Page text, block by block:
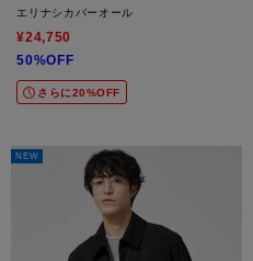
エリナシカバーオール
¥24,750
50%OFF
さらに20%OFF
NEW